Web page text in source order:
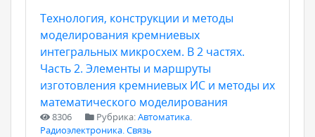
Технология, конструкции и методы
моделирования кремниевых
интегральных микросхем. В 2 частях.
Часть 2. Элементы и маршруты
изготовления кремниевых ИС и методы их
математического моделирования
8306 Рубрика:Автоматика.
Радиоэлектроника. Связь